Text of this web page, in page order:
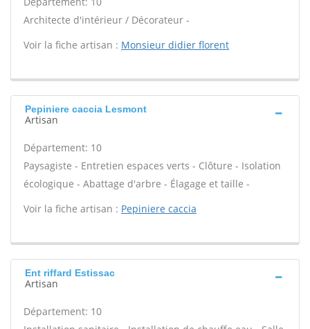
Architecte d'intérieur / Décorateur -
Voir la fiche artisan : Monsieur didier florent
Pepiniere caccia Lesmont
Artisan
Département: 10
Paysagiste - Entretien espaces verts - Clôture - Isolation
écologique - Abattage d'arbre - Élagage et taille -
Voir la fiche artisan : Pepiniere caccia
Ent riffard Estissac
Artisan
Département: 10